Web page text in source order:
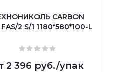
CARBON
FAS/2 S/1 1180*580*100-L
2 396 руб./упак